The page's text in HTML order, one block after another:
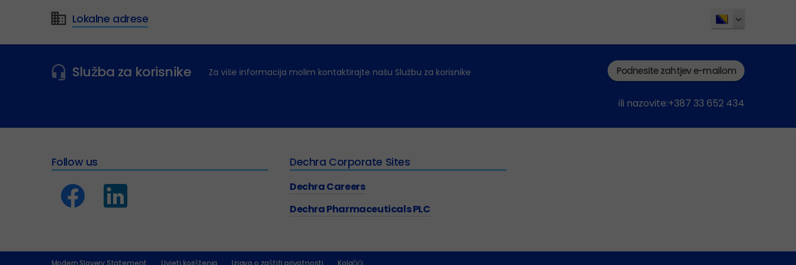
Lokalne adrese
Služba za korisnike Za više informacija molim kontaktirajte našu Službu za korisnike Podnesite zahtjev e-mailom
ili nazovite:+387 33 652 434
Follow us Dechra Corporate Sites
Dechra Careers
Dechra Pharmaceuticals PLC